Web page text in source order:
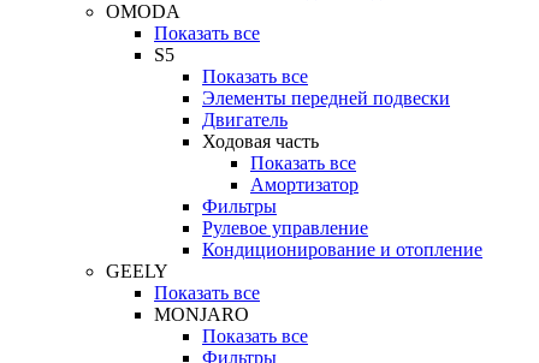
OMODA
Показать все
S5
Показать все
Элементы передней подвески
Двигатель
Ходовая часть
Показать все
Амортизатор
Фильтры
Рулевое управление
Кондиционирование и отопление
GEELY
Показать все
MONJARO
Показать все
Фильтры